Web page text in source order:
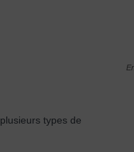
types de